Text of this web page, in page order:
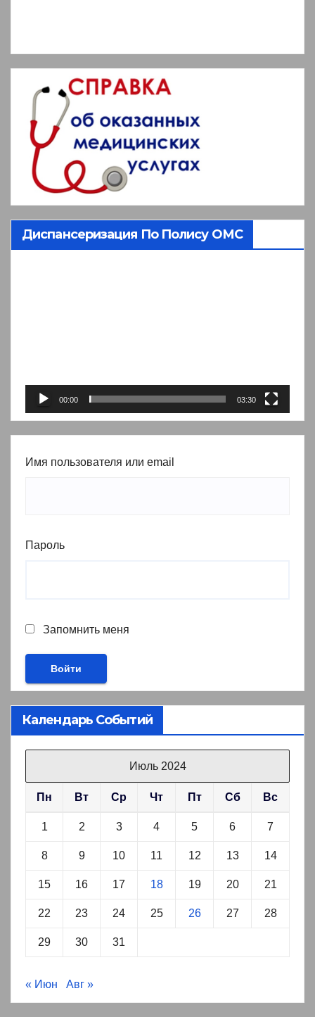
Диспансеризация По Полису ОМС
00:00 03:30
Имя пользователя или email
Пароль
Запомнить меня
Календарь Событий
Июль 2024
Пн Вт Ср Чт Пт Сб Вс
1 2 3 4 5 6 7
8 9 10 11 12 13 14
15 16 17 18 19 20 21
22 23 24 25 26 27 28
29 30 31
« Июн Авг »